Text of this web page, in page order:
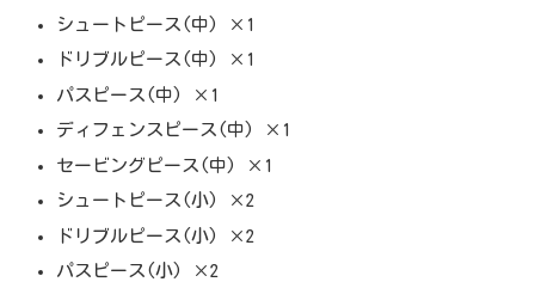
シュートピース(中) ×1
ドリブルピース(中) ×1
パスピース(中) ×1
ディフェンスピース(中) ×1
セービングピース(中) ×1
シュートピース(小) ×2
ドリブルピース(小) ×2
パスピース(小) ×2